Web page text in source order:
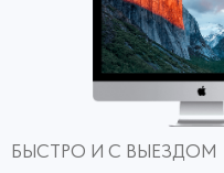
БЫСТРО И С ВЫЕЗДОМ